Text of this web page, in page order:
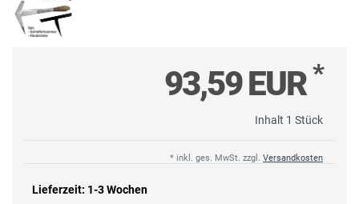
93,59 EUR*
Inhalt 1 Stück
* inkl. ges. MwSt. zzgl. Versandkosten
Lieferzeit: 1-3 Wochen